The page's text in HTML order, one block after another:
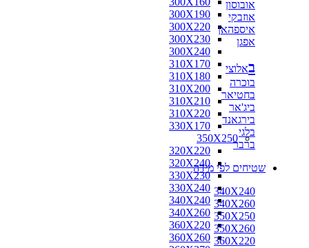
300X190
300X220
300X230
300X240
310X170
310X180
310X200
310X210
310X220
330X170
350X250
320X220
320X240
330X230
330X240
340X240
340X260
360X220
360X260
אובוסון
אוזבקי
איספהאן
אפגן
באלוצי
בוכרה
בחטיאר
ביג'אר
בירגאנד
בלגי
ברבר
שטיחים לפי מידה
340X240
340X260
350X250
350X260
360X220